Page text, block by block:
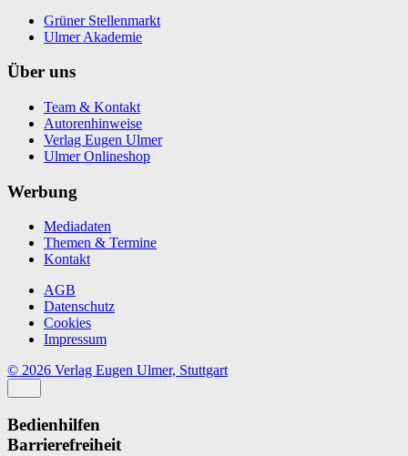
Grüner Stellenmarkt
Ulmer Akademie
Über uns
Team & Kontakt
Autorenhinweise
Verlag Eugen Ulmer
Ulmer Onlineshop
Werbung
Mediadaten
Themen & Termine
Kontakt
AGB
Datenschutz
Cookies
Impressum
© 2026 Verlag Eugen Ulmer, Stuttgart
Bedienhilfen
Barrierefreiheit